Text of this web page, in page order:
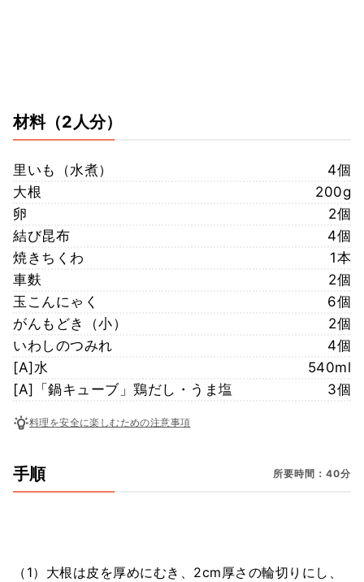
材料（2人分）
里いも（水煮）
4個
大根
200g
卵
2個
結び昆布
4個
焼きちくわ
1本
車麩
2個
玉こんにゃく
6個
がんもどき（小）
2個
いわしのつみれ
4個
[A]水
540ml
[A]「鍋キューブ」鶏だし・うま塩
3個
料理を安全に楽しむための注意事項
手順 所要時間：40分
（1）大根は皮を厚めにむき、2cm厚さの輪切りにし、